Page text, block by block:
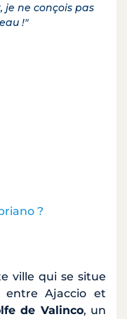
je ne conçois pas
!"
?
ville qui se situe
entre Ajaccio et
de Valinco, un